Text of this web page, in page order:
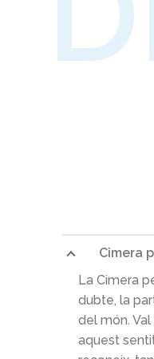
Cimera
La Cimera
dubte, la
del món.
aquest